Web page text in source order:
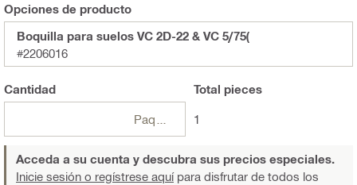
Opciones de producto
Boquilla para suelos VC 2D-22 & VC 5/75(
#2206016
Cantidad Total pieces
1
Acceda a su cuenta y descubra sus precios especiales.
Inicie sesión o regístrese aquípara disfrutar de todos los